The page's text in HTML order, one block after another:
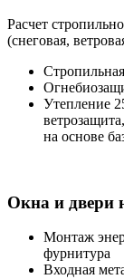
Расчет
(снеговая,
Утепление
на основе
Окна и двери
Монтаж
фурнитура
Входная